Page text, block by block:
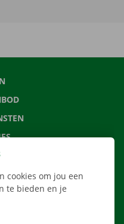
cookies om jou een
te bieden en je